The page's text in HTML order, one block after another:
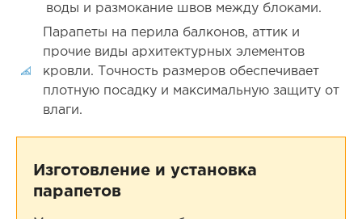
воды и размокание швов между блоками.
Парапеты на перила балконов, аттик и
прочие виды архитектурных элементов
кровли. Точность размеров обеспечивает
плотную посадку и максимальную защиту от
влаги.
Изготовление и установка
парапетов